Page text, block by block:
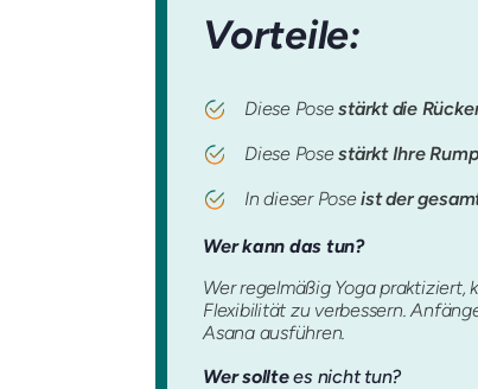
Vorteile:
Diese Posestärkt die
Diese Posestärkt Ihre
In dieser Poseist der
Wer kann das tun?
Wer regelmäßig Yoga
Flexibilität zu verbessern.
Asana ausführen.
Wer solltees nicht tun?